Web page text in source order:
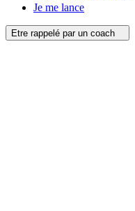
Je me lance
Etre rappelé par un coach